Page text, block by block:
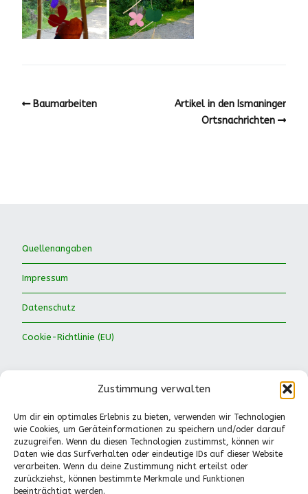
Zustimmung verwalten
Um dir ein optimales Erlebnis zu bieten, verwenden wir Technologien
wie Cookies, um Geräteinformationen zu speichern und/oder darauf
zuzugreifen. Wenn du diesen Technologien zustimmst, können wir
Daten wie das Surfverhalten oder eindeutige IDs auf dieser Website
verarbeiten. Wenn du deine Zustimmung nicht erteilst oder
zurückziehst, können bestimmte Merkmale und Funktionen
beeinträchtigt werden.
Baumarbeiten
Artikel in den Ismaninger
Ortsnachrichten
Quellenangaben
Impressum
Datenschutz
Cookie-Richtlinie (EU)
Waldkinder Ismaning e.V.
Dorfstraße 66
85737 Ismaning
Tel.: 089-41611244